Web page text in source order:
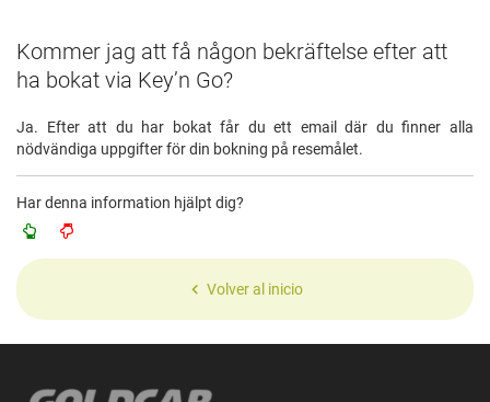
Kommer jag att få någon bekräftelse efter att
ha bokat via Key’n Go?
Ja. Efter att du har bokat får du ett email där du finner alla
nödvändiga uppgifter för din bokning på resemålet.
Har denna information hjälpt dig?
Volver al inicio